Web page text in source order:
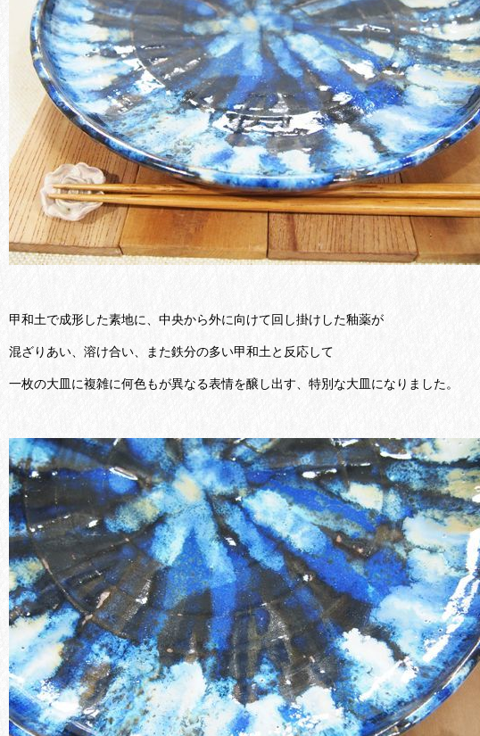
甲和土で成形した素地に、中央から外に向けて回し掛けした釉薬が
混ざりあい、溶け合い、また鉄分の多い甲和土と反応して
一枚の大皿に複雑に何色もが異なる表情を醸し出す、特別な大皿になりました。